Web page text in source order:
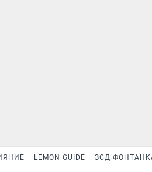
LEMON GUIDE ЗСД